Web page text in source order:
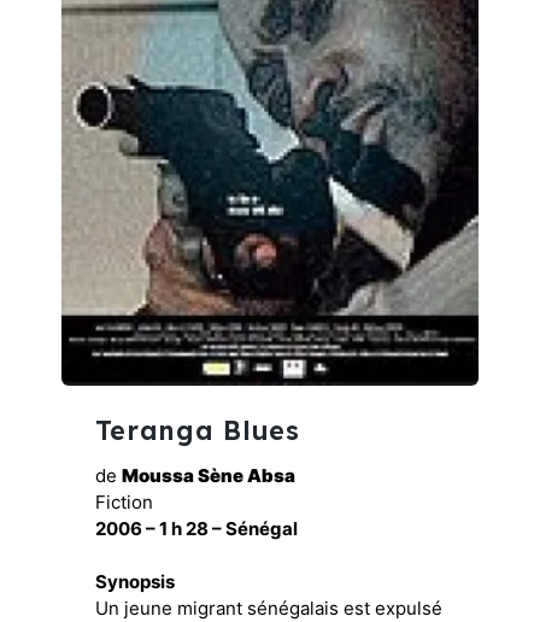
Teranga Blues
de Moussa Sène Absa
Fiction
2006 – 1 h 28 – Sénégal
Synopsis
Un jeune migrant sénégalais est expulsé